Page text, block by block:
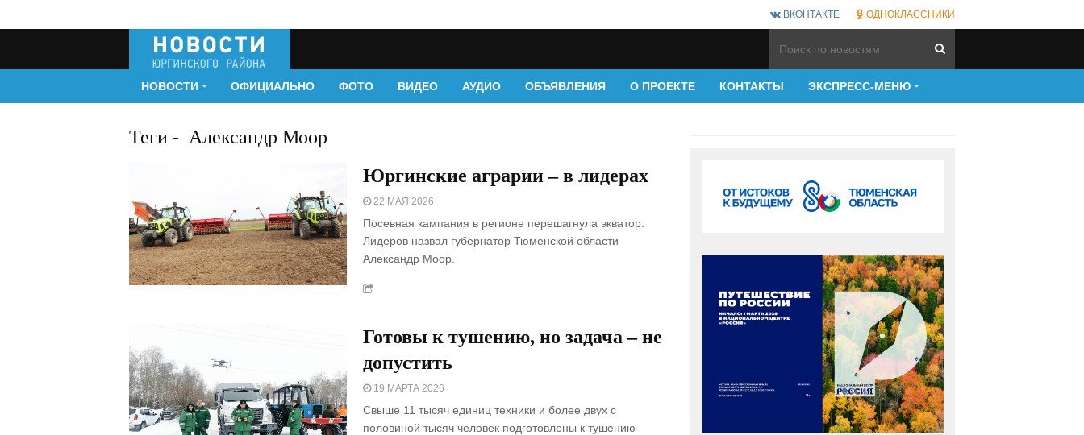
ВКОНТАКТЕ ОДНОКЛАССНИКИ
НОВОСТИ ОФИЦИАЛЬНО ФОТО ВИДЕО АУДИО ОБЪЯВЛЕНИЯ О ПРОЕКТЕ КОНТАКТЫ ЭКСПРЕСС-МЕНЮ
Теги - Александр Моор
Юргинские аграрии – в лидерах
22 МАЯ 2026
Посевная кампания в регионе перешагнула экватор.
Лидеров назвал губернатор Тюменской области
Александр Моор.
Готовы к тушению, но задача – не
допустить
19 МАРТА 2026
Свыше 11 тысяч единиц техники и более двух с
половиной тысяч человек подготовлены к тушению